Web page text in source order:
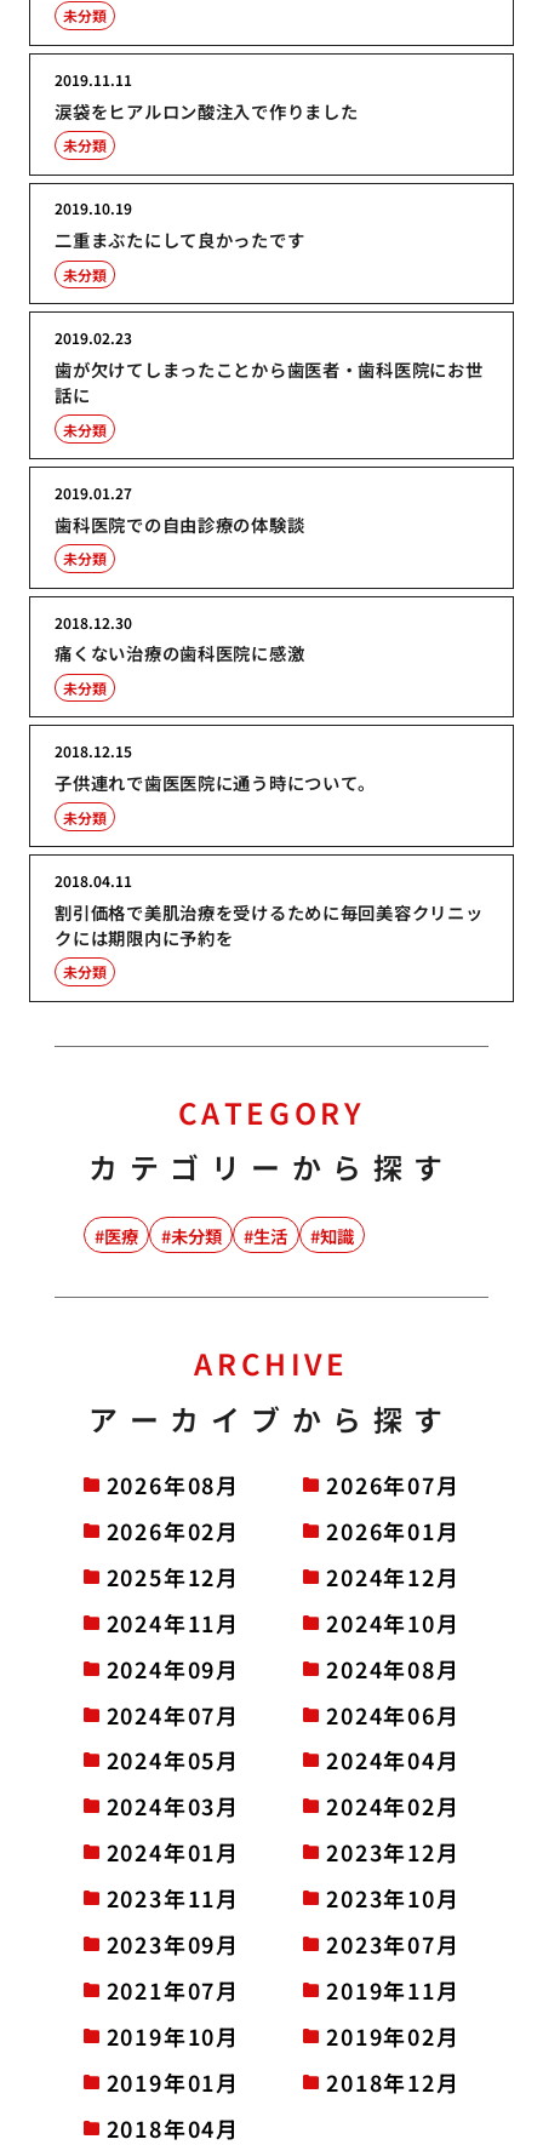
未分類
涙袋をヒアルロン酸注入で作りました
2019.11.11
未分類
二重まぶたにして良かったです
2019.10.19
未分類
歯が欠けてしまったことから歯医者・歯科医院にお世
話に
2019.02.23
未分類
歯科医院での自由診療の体験談
2019.01.27
未分類
痛くない治療の歯科医院に感激
2018.12.30
未分類
子供連れで歯医医院に通う時について。
2018.12.15
未分類
割引価格で美肌治療を受けるために毎回美容クリニッ
クには期限内に予約を
2018.04.11
未分類
CATEGORY
カテゴリーから探す
医療 未分類 生活 知識
ARCHIVE
アーカイブから探す
2026年08月
2026年07月
2026年02月
2026年01月
2025年12月
2024年12月
2024年11月
2024年10月
2024年09月
2024年08月
2024年07月
2024年06月
2024年05月
2024年04月
2024年03月
2024年02月
2024年01月
2023年12月
2023年11月
2023年10月
2023年09月
2023年07月
2021年07月
2019年11月
2019年10月
2019年02月
2019年01月
2018年12月
2018年04月